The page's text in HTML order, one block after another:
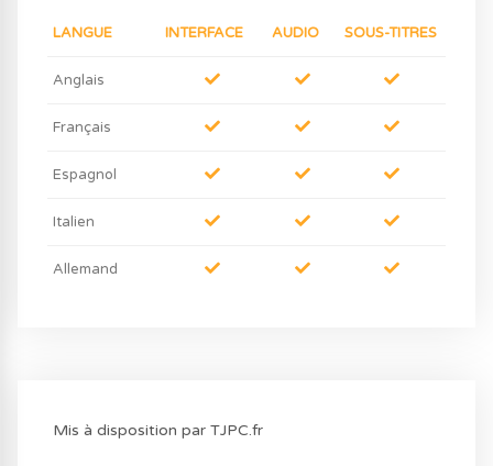
LANGUE INTERFACE AUDIO SOUS-TITRES
Anglais
Français
Espagnol
Italien
Allemand
Mis à disposition par TJPC.fr